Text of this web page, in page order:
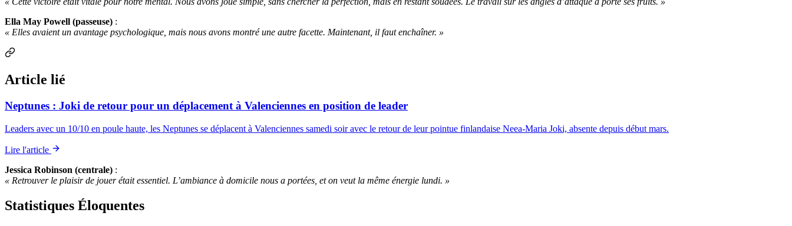
Ella May Powell (passeuse) :
« Elles avaient un avantage psychologique, mais nous avons montré une autre facette. Maintenant, il faut enchaîner. »
Article lié
Neptunes : Joki de retour pour un déplacement à Valenciennes en position de leader
Leaders avec un 10/10 en poule haute, les Neptunes se déplacent à Valenciennes samedi soir avec le retour de leur pointue finlandaise Neea-Maria Joki, absente depuis début mars.
Lire l'article
Jessica Robinson (centrale) :
« Retrouver le plaisir de jouer était essentiel. L’ambiance à domicile nous a portées, et on veut la même énergie lundi. »
Statistiques Éloquentes